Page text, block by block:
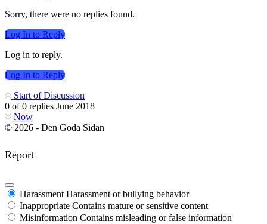
Sorry, there were no replies found.
Log In to Reply
Log in to reply.
Log In to Reply
Start of Discussion
0 of0 replies June 2018
Now
© 2026 - Den Goda Sidan
Report
Harassment Harassment or bullying behavior
Inappropriate Contains mature or sensitive content
Misinformation Contains misleading or false information